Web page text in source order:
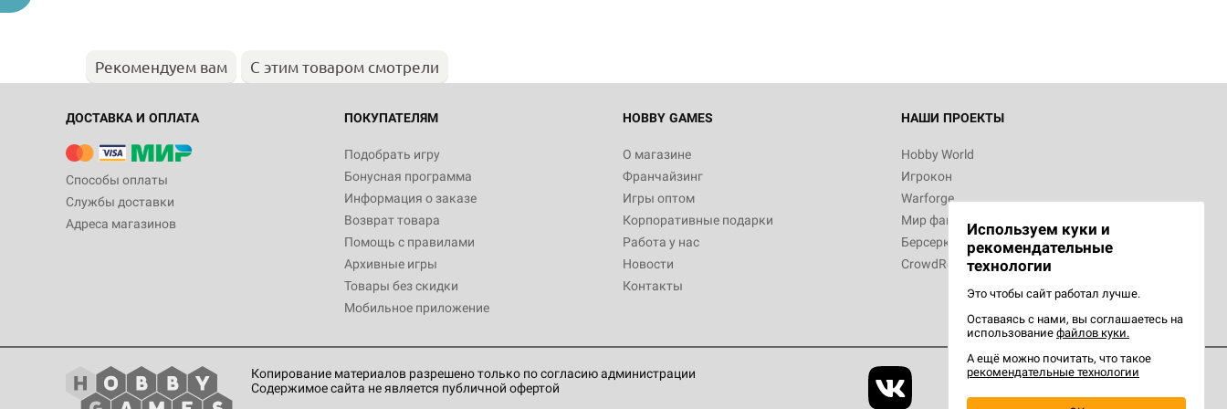
Рекомендуем вам С этим товаром смотрели
ДОСТАВКА И ОПЛАТА
Способы оплаты
Службы доставки
Адреса магазинов
ПОКУПАТЕЛЯМ
Подобрать игру
Бонусная программа
Информация о заказе
Возврат товара
Помощь с правилами
Архивные игры
Товары без скидки
Мобильное приложение
HOBBY GAMES
О магазине
Франчайзинг
Игры оптом
Корпоративные подарки
Работа у нас
Новости
Контакты
НАШИ ПРОЕКТЫ
Hobby World
Игрокон
Warforge
Мир фантастики
Берсерк
CrowdRepublic
Копирование материалов разрешено только по согласию администрации
Содержимое сайта не является публичной офертой
Используем куки и
рекомендательные
технологии
Это чтобы сайт работал лучше.
Оставаясь с нами, вы соглашаетесь на
использование файлов куки.
А ещё можно почитать, что такое
рекомендательные технологии
Белая смерть
12 990
Настольная игра Hobby World Берсерк.
3 490